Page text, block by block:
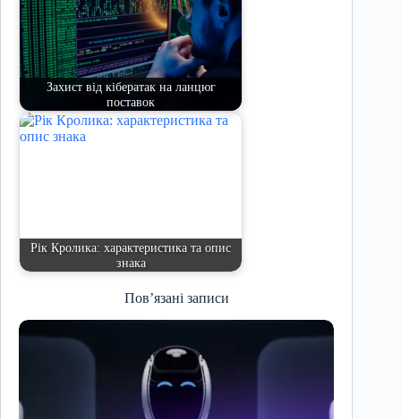
Захист від кібератак на ланцюг
поставок
Рік Кролика: характеристика та опис
знака
Пов’язані записи